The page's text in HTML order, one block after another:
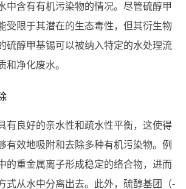
中含有有机污染物的情况。尽管硫醇甲
受限于其潜在的生态毒性，但其衍生物
硫醇甲基锡可以被纳入特定的水处理流
和净化废水。
有良好的亲水性和疏水性平衡，这使得
有效地吸附和去除多种有机污染物。例
的重金属离子形成稳定的络合物，进而
式从水中分离出去。此外，硫醇基团（-